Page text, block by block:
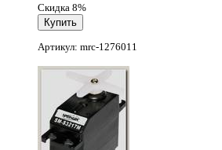
Скидка 8%
Артикул: mrc-1276011